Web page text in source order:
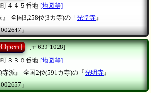
４４５番地 [地図等]
全国3,258位(3カ寺)の『光堂寺』
」
[〒639-1028]
３３０番地 [地図等]
派』
全国2位(591カ寺)の『光明寺 』
」